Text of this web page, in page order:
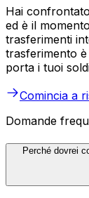
Hai
ed è il
trasferimenti
trasferimento
porta i tuoi
Comincia a
Domande
Perché dovrei